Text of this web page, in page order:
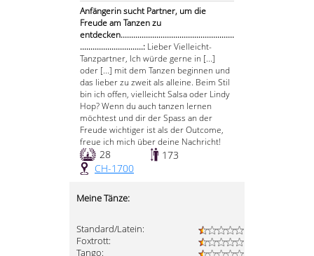
Anfängerin sucht Partner, um die
Freude am Tanzen zu
entdecken......................................................
..............................: Lieber Vielleicht-
Tanzpartner, Ich würde gerne in [...]
oder [...] mit dem Tanzen beginnen und
das lieber zu zweit als alleine. Beim Stil
bin ich offen, vielleicht Salsa oder Lindy
Hop? Wenn du auch tanzen lernen
möchtest und dir der Spass an der
Freude wichtiger ist als der Outcome,
freue ich mich über deine Nachricht!
28
173
CH-1700
Meine Tänze:
Standard/Latein:
Foxtrott:
Tango: